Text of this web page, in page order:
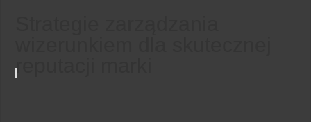
reputacji marki